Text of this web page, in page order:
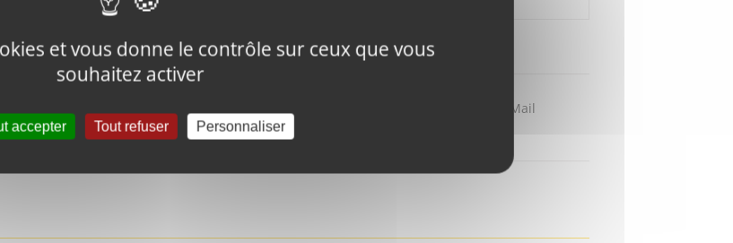
produit
Partager par Mail
et vous donne le contrôle sur ceux que vous
souhaitez activer
accepter Tout refuser Personnaliser